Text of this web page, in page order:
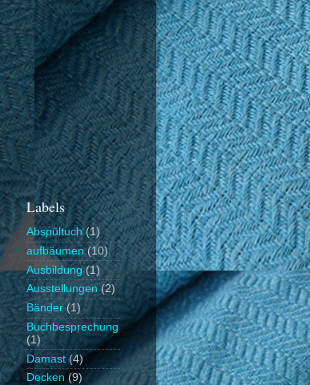
Labels
Abspültuch (1)
aufbäumen (10)
Ausbildung (1)
Ausstellungen (2)
Bänder (1)
Buchbesprechung
(1)
Damast (4)
Decken (9)